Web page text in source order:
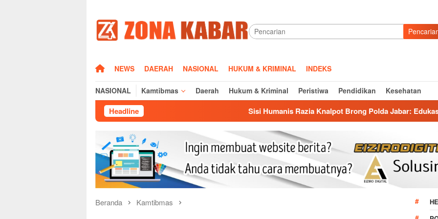
konten
HOMENEWS DAERAH NASIONAL HUKUM & KRIMINAL INDEKS
NASIONAL Kamtibmas Daerah Hukum & Kriminal Peristiwa Pendidikan Kesehatan
Headline Sisi Humanis Razia Knalpot Brong Polda Jabar: Edukasi Pengendara
Beranda Kamtibmas